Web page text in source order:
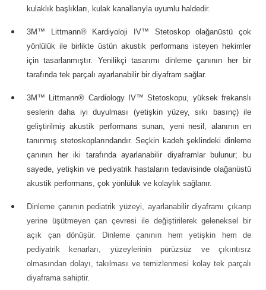
kulaklık başlıkları, kulak kanallarıyla uyumlu haldedir.
3M™ Littmann® Kardiyoloji IV™ Stetoskop olağanüstü çok
yönlülük ile birlikte üstün akustik performans isteyen hekimler
için tasarlanmıştır. Yenilikçi tasarımı dinleme çanının her bir
tarafında tek parçalı ayarlanabilir bir diyafram sağlar.
3M™ Littmann® Cardiology IV™ Stetoskopu, yüksek frekanslı
seslerin daha iyi duyulması (yetişkin yüzey, sıkı basınç) ile
geliştirilmiş akustik performans sunan, yeni nesil, alanının en
tanınmış stetoskoplarındandır. Seçkin kadeh şeklindeki dinleme
çanının her iki tarafında ayarlanabilir diyaframlar bulunur; bu
sayede, yetişkin ve pediyatrik hastaların tedavisinde olağanüstü
akustik performans, çok yönlülük ve kolaylık sağlanır.
Dinleme çanının pediatrik yüzeyi, ayarlanabilir diyaframı çıkarıp
yerine üşütmeyen çan çevresi ile değiştirilerek geleneksel bir
açık çan dönüşür. Dinleme çanının hem yetişkin hem de
pediyatrik kenarları, yüzeylerinin pürüzsüz ve çıkıntısız
olmasından dolayı, takılması ve temizlenmesi kolay tek parçalı
diyaframa sahiptir.